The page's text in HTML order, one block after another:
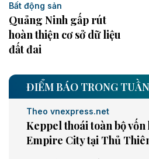
Bất động sản
Quảng Ninh gấp rút
hoàn thiện cơ sở dữ liệu
đất đai
ĐIỂM BÁO TRONG TUẦN
Theo vnexpress.net
Keppel thoái toàn bộ vốn
Empire City tại Thủ